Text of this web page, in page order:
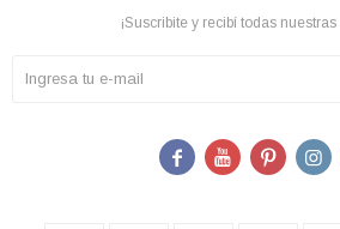
¡Suscribite y recibí todas
   